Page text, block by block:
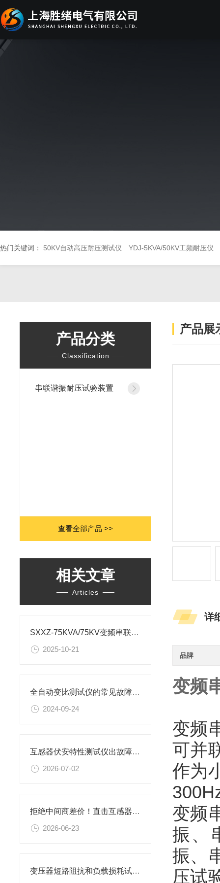
热门关键词： 50KV自动高压耐压测试仪 YDJ-5KVA/50KV工频耐压仪
产品分类
Classification
串联谐振耐压试验装置
查看全部产品 >>
相关文章
Articles
SXXZ-75KVA/75KV变频串联谐振耐压装置试验操作规程
2025-10-21
全自动变比测试仪的常见故障解决方法
2024-09-24
互感器伏安特性测试仪出故障了怎么办？
2026-07-02
拒绝中间商差价！直击互感器伏安特性测试仪厂家——上海胜绪
2026-06-23
变压器短路阻抗和负载损耗试验方法
产品展
详
品牌
变频
变频
可并
作为
变频
振、
振、
压试